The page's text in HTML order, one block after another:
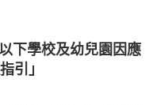
下學校及幼兒園因應
引」